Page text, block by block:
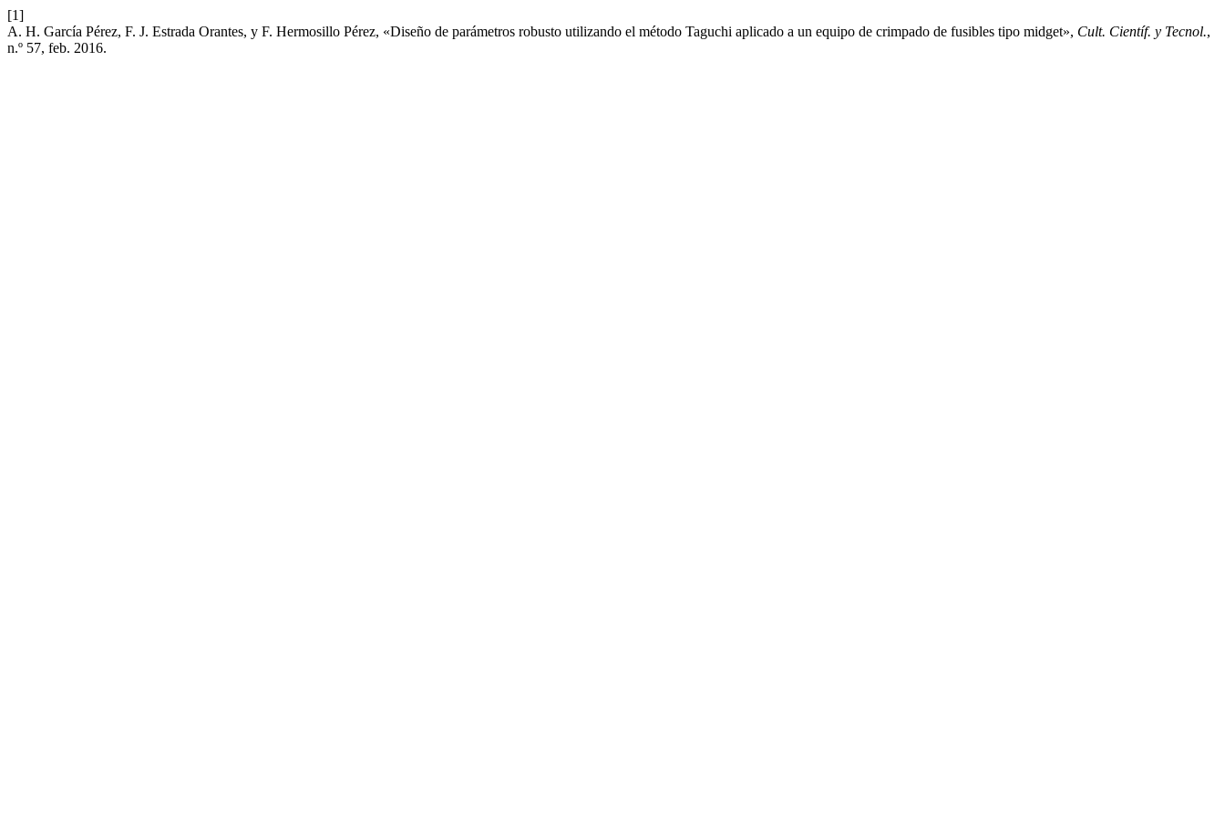
[1]
A. H. García Pérez, F. J. Estrada Orantes, y F. Hermosillo Pérez, «Diseño de parámetros robusto utilizando el método Taguchi aplicado a un equipo de crimpado de fusibles tipo midget», Cult. Científ. y Tecnol.,
n.º 57, feb. 2016.